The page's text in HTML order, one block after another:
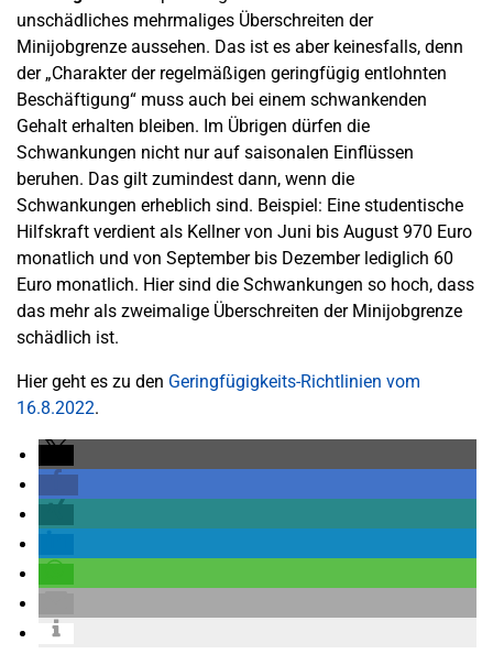
unschädliches mehrmaliges Überschreiten der
Minijobgrenze aussehen. Das ist es aber keinesfalls, denn
der „Charakter der regelmäßigen geringfügig entlohnten
Beschäftigung“ muss auch bei einem schwankenden
Gehalt erhalten bleiben. Im Übrigen dürfen die
Schwankungen nicht nur auf saisonalen Einflüssen
beruhen. Das gilt zumindest dann, wenn die
Schwankungen erheblich sind. Beispiel: Eine studentische
Hilfskraft verdient als Kellner von Juni bis August 970 Euro
monatlich und von September bis Dezember lediglich 60
Euro monatlich. Hier sind die Schwankungen so hoch, dass
das mehr als zweimalige Überschreiten der Minijobgrenze
schädlich ist.
Hier geht es zu den Geringfügigkeits-Richtlinien vom
16.8.2022.